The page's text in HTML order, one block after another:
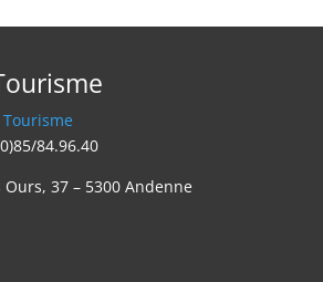
84.96.40
37 – 5300 Andenne